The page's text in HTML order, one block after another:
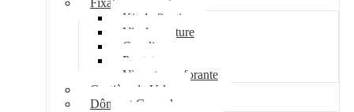
Kit de fixation
Vis de couture
Cavalier
Pontet
Vis auto-perforante
Costière de Velux
Dôme et Coupole